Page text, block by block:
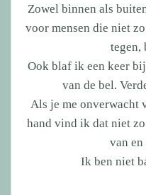
Zowel binnen als
voor mensen die niet
tegen,
Ook blaf ik een keer
van de bel.
Als je me onverwacht
hand vind ik dat niet
van
Ik ben niet